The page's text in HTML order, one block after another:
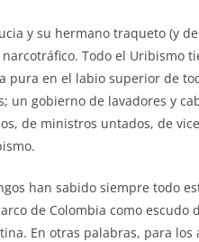
y su hermano traqueto (y
Todo el Uribismo
pura en el labio superior de
un gobierno de lavadores y
de ministros untados, de
han sabido siempre todo
de Colombia como escudo
En otras palabras, para los